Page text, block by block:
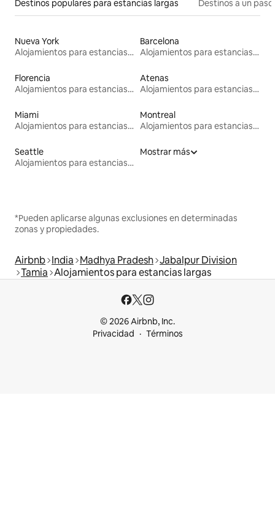
Destinos populares para estancias largas Destinos a un
Nueva York
Alojamientos para estancias largas
Barcelona
Alojamientos para estancias largas
Florencia
Alojamientos para estancias largas
Atenas
Alojamientos para estancias largas
Miami
Alojamientos para estancias largas
Montreal
Alojamientos para estancias largas
Seattle
Alojamientos para estancias largas
Mostrar más
*Pueden aplicarse algunas exclusiones en determinadas
zonas y propiedades.
Airbnb India Madhya Pradesh Jabalpur Division
Tamia Alojamientos para estancias largas
© 2026 Airbnb, Inc.
Privacidad
Términos